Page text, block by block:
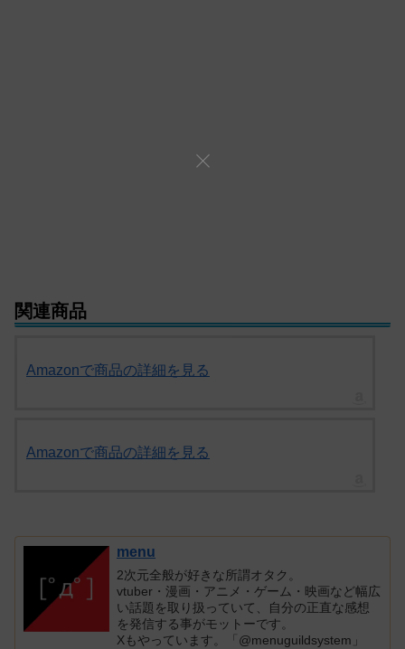
関連商品
Amazonで商品の詳細を見る
Amazonで商品の詳細を見る
menu
2次元全般が好きな所謂オタク。
vtuber・漫画・アニメ・ゲーム・映画など幅広
い話題を取り扱っていて、自分の正直な感想
を発信する事がモットーです。
Xもやっています。「@menuguildsystem」